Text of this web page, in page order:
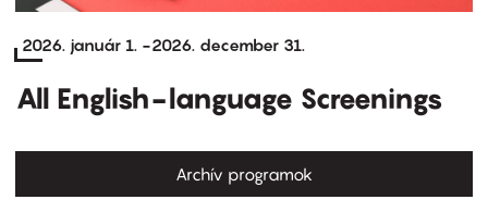
2026. január 1. -2026. december 31.
All English-language Screenings
Archív programok